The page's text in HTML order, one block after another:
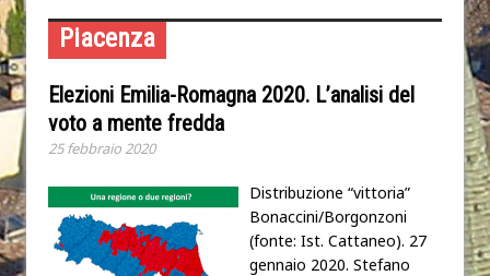
Piacenza
Elezioni Emilia-Romagna 2020. L’analisi del
voto a mente fredda
25 febbraio 2020
Distribuzione “vittoria”
Bonaccini/Borgonzoni
(fonte: Ist. Cattaneo). 27
gennaio 2020. Stefano